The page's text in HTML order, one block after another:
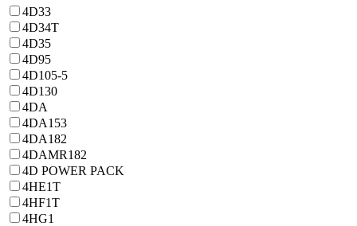
4D33
4D34T
4D35
4D95
4D105-5
4D130
4DA
4DA153
4DA182
4DAMR182
4D POWER PACK
4HE1T
4HF1T
4HG1